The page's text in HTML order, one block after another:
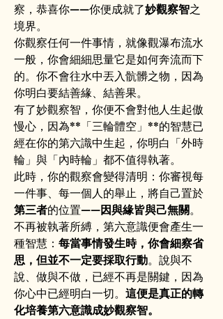
察，恭喜你——你便成就了妙觀察智之
境界。
你觀察任何一件事情，就像觀瀑布流水
一般，你會細細思量它是如何奔流而下
的。你不會往水中丟入骯髒之物，因為
你明白要結善緣、結善果。
有了妙觀察智，你便不會對他人生起傲
慢心，因為**「三輪體空」**的智慧已
經在你的第六識中生起，你明白「外時
輪」與「內時輪」都不值得執著。
此時，你的觀察會變得清明：你審視每
一件事、每一個人的舉止，將自己置於
第三者的位置——因與緣皆與己無關。
不再被執著所縛，第六意識便會產生一
種智慧： 每當事情發生時，你會細察省
思，但並不一定要採取行動。說與不
說、做與不做，已經不再是關鍵，因為
你心中已經明白一切。 這便是真正的轉
化培養第六意識成妙觀察智。